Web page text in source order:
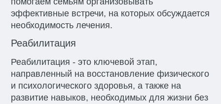
эффективные встречи, на которых обсуждается
необходимость лечения.
Реабилитация
Реабилитация - это ключевой этап,
направленный на восстановление физического
и психологического здоровья, а также на
развитие навыков, необходимых для жизни без